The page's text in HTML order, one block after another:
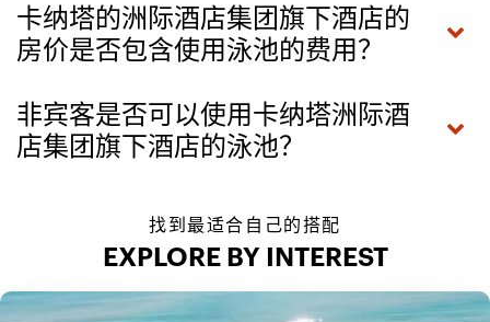
卡纳塔的洲际酒店集团旗下酒店的
房价是否包含使用泳池的费用？
非宾客是否可以使用卡纳塔洲际酒
店集团旗下酒店的泳池？
找到最适合自己的搭配
EXPLORE BY INTEREST